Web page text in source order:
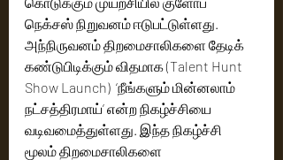
நெக்சஸ் நிறுவனம் ஈடுபட்டுள்ளது.
அந்நிருவனம் திறமைசாலிகளை தேடிக்
கண்டுபிடிக்கும் விதமாக (Talent Hunt
Show Launch)  ‘நீங்களும் மின்னலாம்
நட்சத்திரமாய்’ என்ற நிகழ்ச்சியை
வடிவமைத்துள்ளது. இந்த நிகழ்ச்சி
மூலம் திறமைசாலிகளை